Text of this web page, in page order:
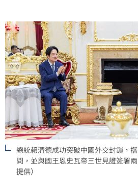
總統賴清德成功突破中國外交封鎖，
問，並與國王恩史瓦帝三世見證簽署
提供）